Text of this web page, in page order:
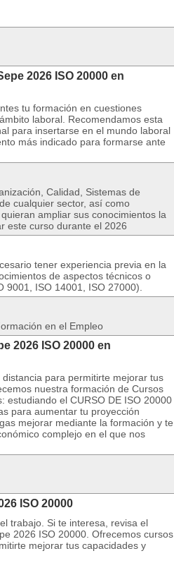
2026 ISO 20000 en
tu formación en cuestiones
laboral. Recomendamos esta
para insertarse en el mundo laboral
más indicado para formarse ante
Calidad, Sistemas de
cualquier sector, así como
ampliar sus conocimientos la
este curso durante el 2026
tener experiencia previa en la
de aspectos técnicos o
9001, ISO 14001, ISO 27000).
en el Empleo
2026 ISO 20000 en
para permitirte mejorar tus
nuestra formación de Cursos
estudiando el CURSO DE ISO 20000
para aumentar tu proyección
mejorar mediante la formación y te
complejo en el que nos
ISO 20000
trabajo. Si te interesa, revisa el
2026 ISO 20000. Ofrecemos cursos
mejorar tus capacidades y